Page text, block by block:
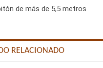
de más de 5,5 metros
RELACIONADO